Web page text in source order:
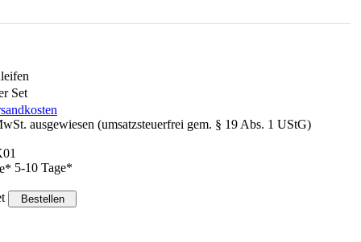
Set
ausgewiesen (umsatzsteuerfrei gem. § 19 Abs. 1 UStG)
5-10 Tage*